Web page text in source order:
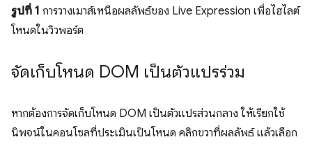
รูปที่ 1 การวางเมาส์เหนือผลลัพธ์ของ Live Expression เพื่อไฮไลต์
โหนดในวิวพอร์ต
จัดเก็บโหนด DOM เป็นตัวแปรร่วม
หากต้องการจัดเก็บโหนด DOM เป็นตัวแปรส่วนกลาง ให้เรียกใช้
นิพจน์ในคอนโซลที่ประเมินเป็นโหนด คลิกขวาที่ผลลัพธ์ แล้วเลือก